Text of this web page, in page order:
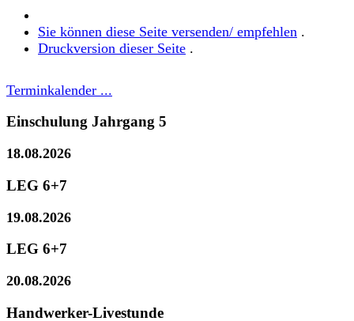
Sie können diese Seite versenden/ empfehlen .
Druckversion dieser Seite .
Terminkalender ...
Einschulung Jahrgang 5
18.08.2026
LEG 6+7
19.08.2026
LEG 6+7
20.08.2026
Handwerker-Livestunde